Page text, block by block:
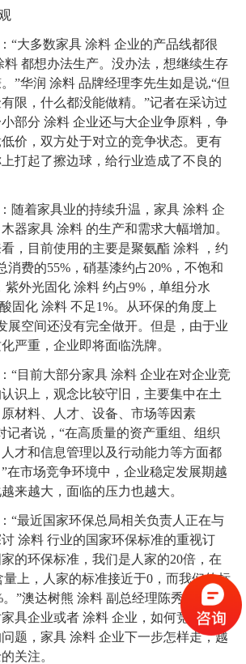
“大多数家具 涂料企业的产品线都很
料都想办法生产。没办法，想继续生存
”华润 涂料品牌经理李先生如是说,“但
限，什么都没能做精。”记者在采访过
部分 涂料企业还与大企业争原料，争
价，双方处于对立的竞争状态。更有
打起了擦边球，给行业造成了不良的
随着家具业的持续升温，家具 涂料企
器家具 涂料的生产和需求大幅增加。
，目前使用的主要是聚氨酯 涂料，约
消费的55%，硝基漆约占20%，不饱和
紫外光固化 涂料约占9%，单组分水
固化 涂料不足1%。从环保的角度上
展空间还没有完全做开。但是，由于业
严重，企业即将面临洗牌。
“目前大部分家具 涂料企业在对企业竞
识上，观念比较守旧，主要集中在土
材料、人才、设备、市场等因素
记者说，“在高质量的资产重组、组织
才和信息管理以及行动能力等方面都
在市场竞争环境中，企业稳定发展期越
来越大，面临的压力也越大。
“最近国家环保总局相关负责人正在与
涂料行业的国家环保标准的重视订
的环保标准，我们是人家的20倍，在
上，人家的标准接近于0，而我们的标
”澳达树熊 涂料副总经理陈秀祥对记
具企业或者 涂料企业，如何竞合共赢
题，家具 涂料企业下一步怎样走，越
关注。